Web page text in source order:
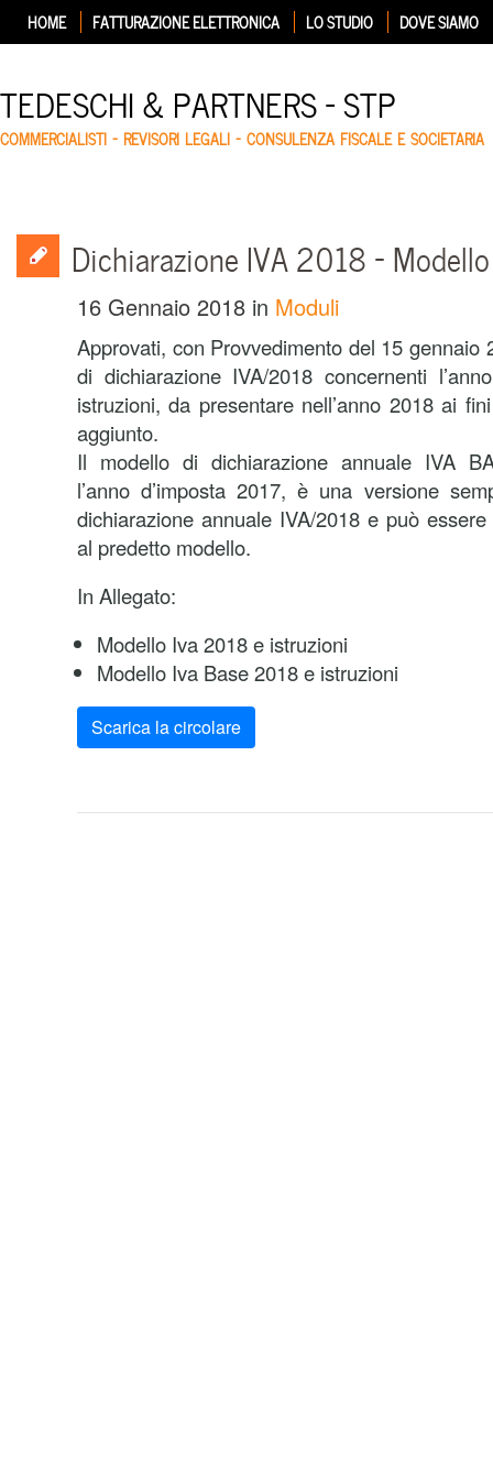
HOME FATTURAZIONE ELETTRONICA LO STUDIO DOVE SIAMO
TEDESCHI & PARTNERS – STP
COMMERCIALISTI – REVISORI LEGALI – CONSULENZA FISCALE E SOCIETARIA
Dichiarazione IVA 2018 –
16 Gennaio 2018 in Moduli
Approvati, con Provvedimento del 15 gennaio
di dichiarazione IVA/2018 concernenti
istruzioni, da presentare nell’anno 2018 ai
aggiunto.
Il modello di dichiarazione annuale IVA
l’anno d’imposta 2017, è una versione
dichiarazione annuale IVA/2018 e può
al predetto modello.
In Allegato:
Modello Iva 2018 e istruzioni
Modello Iva Base 2018 e istruzioni
Scarica la circolare